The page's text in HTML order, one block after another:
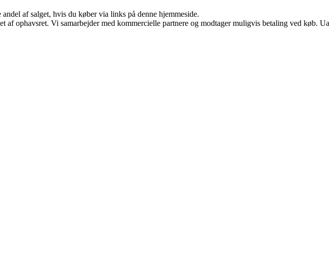
af salget, hvis du køber via links på denne hjemmeside.
af ophavsret. Vi samarbejder med kommercielle partnere og modtager muligvis betaling ved køb.